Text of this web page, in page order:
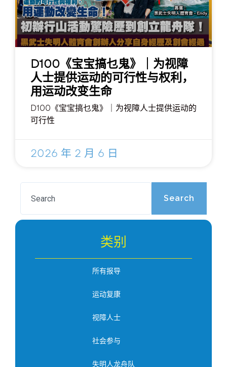
D100《宝宝搞乜鬼》｜为视障
人士提供运动的可行性与权利，
用运动改变生命
D100《宝宝搞乜鬼》｜为视障人士提供运动的
可行性
2026 年 2 月 6 日
Search
类别
所有报导
运动复康
视障人士
社会参与
失明人龙舟队